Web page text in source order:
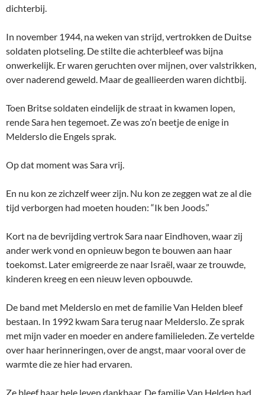
dichterbij.
In november 1944, na weken van strijd, vertrokken de Duitse
soldaten plotseling. De stilte die achterbleef was bijna
onwerkelijk. Er waren geruchten over mijnen, over valstrikken,
over naderend geweld. Maar de geallieerden waren dichtbij.
Toen Britse soldaten eindelijk de straat in kwamen lopen,
rende Sara hen tegemoet. Ze was zo’n beetje de enige in
Melderslo die Engels sprak.
Op dat moment was Sara vrij.
En nu kon ze zichzelf weer zijn. Nu kon ze zeggen wat ze al die
tijd verborgen had moeten houden: “Ik ben Joods.”
Kort na de bevrijding vertrok Sara naar Eindhoven, waar zij
ander werk vond en opnieuw begon te bouwen aan haar
toekomst. Later emigreerde ze naar Israël, waar ze trouwde,
kinderen kreeg en een nieuw leven opbouwde.
De band met Melderslo en met de familie Van Helden bleef
bestaan. In 1992 kwam Sara terug naar Melderslo. Ze sprak
met mijn vader en moeder en andere familieleden. Ze vertelde
over haar herinneringen, over de angst, maar vooral over de
warmte die ze hier had ervaren.
Ze bleef haar hele leven dankbaar. De familie Van Helden had